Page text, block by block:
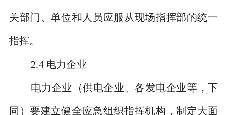
关部门、单位和人员应服从现场指挥部的统一
指挥。
2.4 电力企业
电力企业（供电企业、各发电企业等，下
同）要建立健全应急组织指挥机构，制定大面